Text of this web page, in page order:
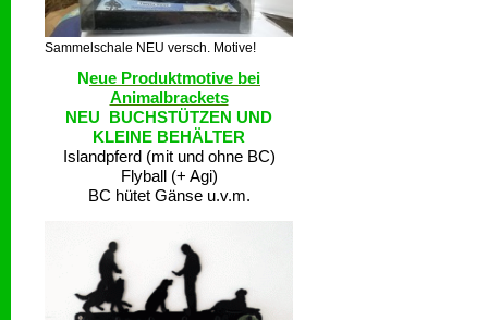
Sammelschale NEU versch. Motive!
Neue Produktmotive bei
Animalbrackets
NEU BUCHSTÜTZEN UND
KLEINE BEHÄLTER
Islandpferd (mit und ohne BC)
Flyball (+ Agi)
BC hütet Gänse u.v.m.